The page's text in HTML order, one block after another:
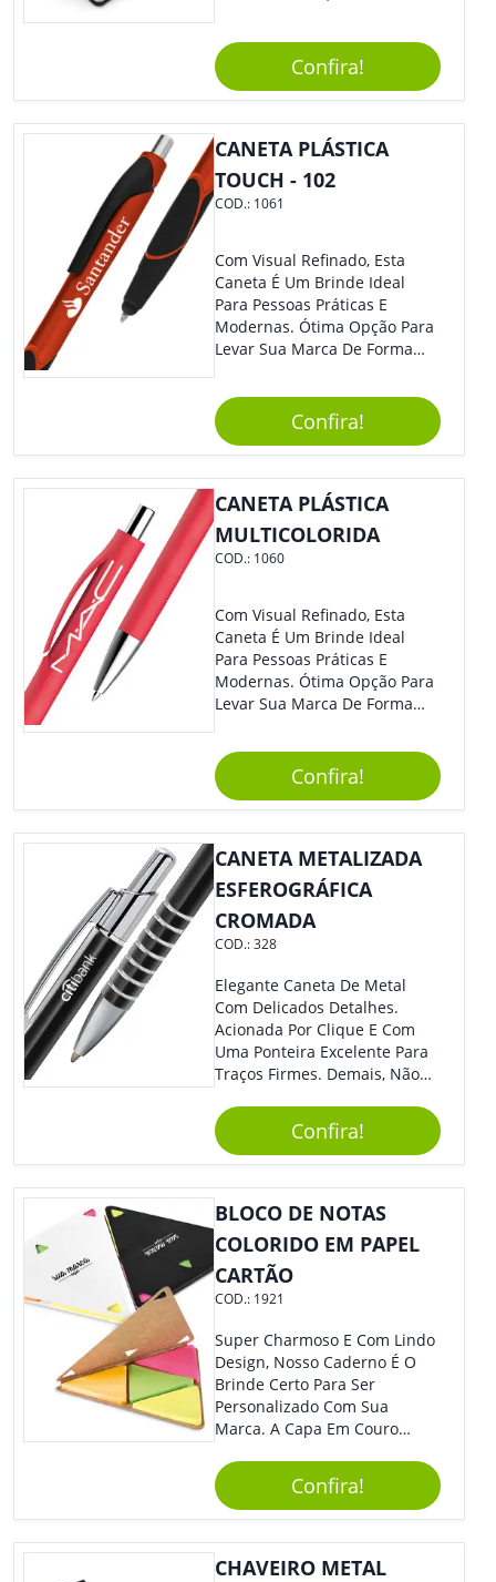
Anotações Com Post-It E
Caneta. Elaborado A Partir De
Material Reciclado, O Brinde
Também É Prático, Tornando-
Se Assim Excelente Para Uso
Cotidiano. Perfeito, Não É?!
Confira!
CANETA PLÁSTICA
TOUCH - 102
COD.: 1061
Com Visual Refinado, Esta
Caneta É Um Brinde Ideal
Para Pessoas Práticas E
Modernas. Ótima Opção Para
Levar Sua Marca De Forma
Sua Empresa Em Eventos,
Reuniões Corporativas Ou Até
Mesmo Para Presentear
Colaboradores E Parceiros De
Sua Empresa.
Confira!
CANETA PLÁSTICA
MULTICOLORIDA
COD.: 1060
Com Visual Refinado, Esta
Caneta É Um Brinde Ideal
Para Pessoas Práticas E
Modernas. Ótima Opção Para
Levar Sua Marca De Forma
Sua Empresa Em Eventos,
Reuniões Corporativas Ou Até
Mesmo Para Presentear
Colaboradores E Parceiros De
Sua Empresa.
Confira!
CANETA METALIZADA
ESFEROGRÁFICA
CROMADA
COD.:328
Elegante Caneta De Metal
Com Delicados Detalhes.
Acionada Por Clique E Com
Uma Ponteira Excelente Para
Traços Firmes. Demais, Não
Confira!
BLOCO DE NOTAS
COLORIDO EM PAPEL
CARTÃO
COD.: 1921
Super Charmoso E Com Lindo
Design, Nosso Caderno É O
Brinde Certo Para Ser
Personalizado Com Sua
Marca. A Capa Em Couro
Elástico Permite Maior
Segurança Ao Carregá-Lo.
Ofereça A Seus Clientes E
Colaboradores, Sem Dúvidas
Eles Irão Adorar.
Confira!
CHAVEIRO METAL